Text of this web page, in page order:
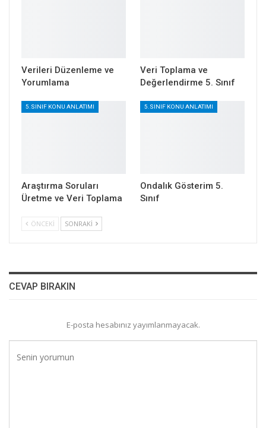
Verileri Düzenleme ve
Yorumlama
Veri Toplama ve
Değerlendirme 5. Sınıf
5.SINIF KONU ANLATIMI
Araştırma Soruları
Üretme ve Veri Toplama
5.SINIF KONU ANLATIMI
Ondalık Gösterim 5.
Sınıf
ÖNCEKI SONRAKI
CEVAP BIRAKIN
E-posta hesabınız yayımlanmayacak.